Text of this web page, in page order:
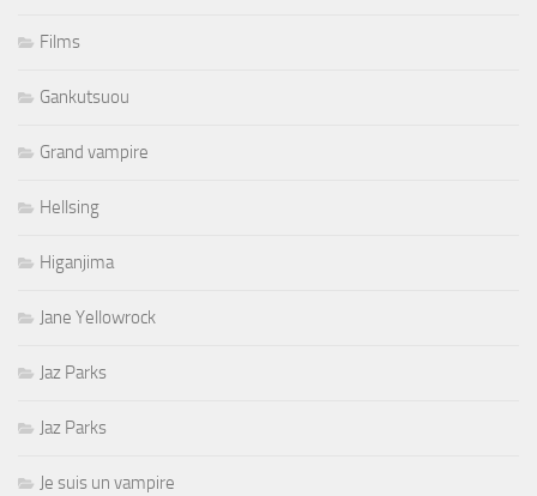
Films
Gankutsuou
Grand vampire
Hellsing
Higanjima
Jane Yellowrock
Jaz Parks
Jaz Parks
Je suis un vampire